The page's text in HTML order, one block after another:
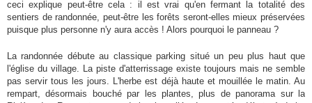
ceci explique peut-être cela : il est vrai qu'en fermant la totalité des
sentiers de randonnée, peut-être les forêts seront-elles mieux préservées
puisque plus personne n'y aura accès ! Alors pourquoi le panneau ?
La randonnée débute au classique parking situé un peu plus haut que
l'église du village. La piste d'atterrissage existe toujours mais ne semble
pas servir tous les jours. L'herbe est déjà haute et mouillée le matin. Au
rempart, désormais bouché par les plantes, plus de panorama sur la